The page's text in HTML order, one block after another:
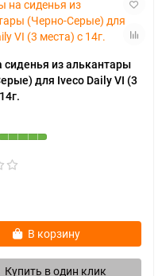
сиденья из алькантары
для Iveco Daily VI (3
В корзину
Купить в один клик